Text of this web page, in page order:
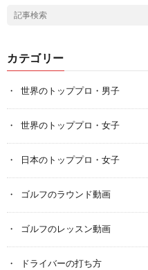
カテゴリー
世界のトッププロ・男子
世界のトッププロ・女子
日本のトッププロ・女子
ゴルフのラウンド動画
ゴルフのレッスン動画
ドライバーの打ち方